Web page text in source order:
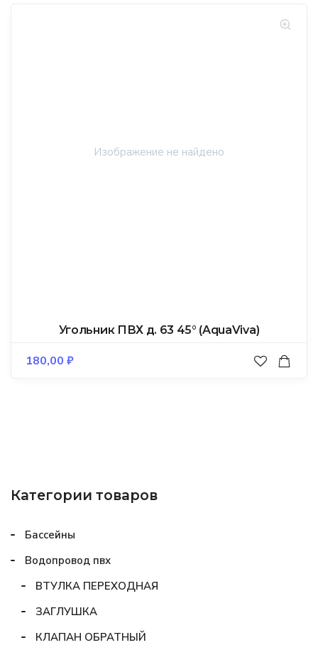
Угольник ПВХ д. 63 45° (AquaViva)
180,00 ₽
Категории товаров
Бассейны
Водопровод пвх
ВТУЛКА ПЕРЕХОДНАЯ
ЗАГЛУШКА
КЛАПАН ОБРАТНЫЙ